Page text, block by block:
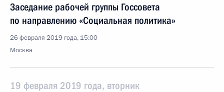
Заседание рабочей группы Госсовета
по направлению «Социальная политика»
26 февраля 2019 года, 15:00
Москва
19 февраля 2019 года, вторник